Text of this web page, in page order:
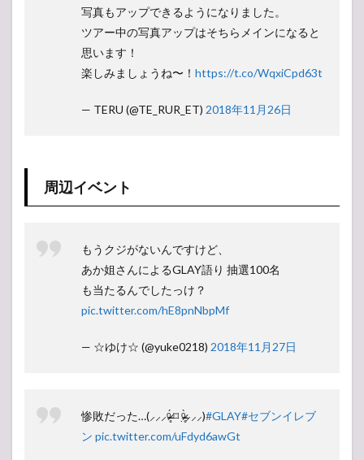
写真もアップできるようになりました。
ツアー中の写真アップはそちらメインになると
思います！
楽しみましょうね〜！ https://t.co/WqxiCpd63t
— TERU (@TE_RUR_ET) 2018年11月26日
周辺イベント
もうクジがないんですけど、
あか姐さんによるGLAY語り 抽選100名
も当たるんでしたっけ？
pic.twitter.com/hE8pnNbpMf
— ☆ゆけ☆ (@yuke0218) 2018年11月27日
惨敗だった…(⸝⸝⸝ᵒ̴̶̷̥́ ⌑ ᵒ̴̶̷̣̥̀⸝⸝⸝)#GLAY#セブンイレブ
ン pic.twitter.com/uFdyd6awGt